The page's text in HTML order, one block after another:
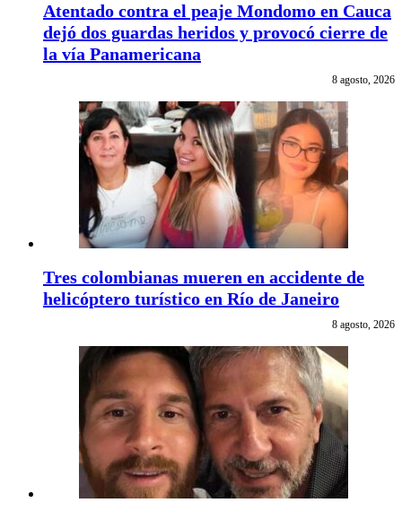
Atentado contra el peaje Mondomo en Cauca
dejó dos guardas heridos y provocó cierre de
la vía Panamericana
8 agosto, 2026
Tres colombianas mueren en accidente de
helicóptero turístico en Río de Janeiro
8 agosto, 2026